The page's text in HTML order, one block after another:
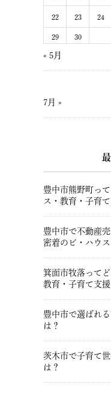
22 23 24
29 30
« 5月
7月 »
豊中市熊野町っ
ス・教育・子育
豊中市で不動産
密着のビ・ハウ
箕面市牧落って
教育・子育て支
豊中市で選ばれ
は？
茨木市で子育て
は？